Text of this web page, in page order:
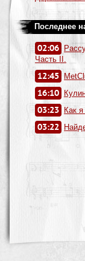
Последнее
02:06
Часть II.
12:45
16:10
03:23 Как
03:22